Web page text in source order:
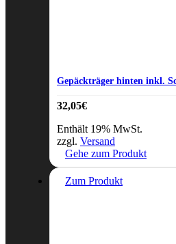
Gepäckträger hinten inkl.
32,05€
Enthält 19% MwSt.
zzgl. Versand
Gehe zum Produkt
Zum Produkt